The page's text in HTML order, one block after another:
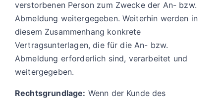
verstorbenen Person zum Zwecke der An- bzw.
Abmeldung weitergegeben. Weiterhin werden in
diesem Zusammenhang konkrete
Vertragsunterlagen, die für die An- bzw.
Abmeldung erforderlich sind, verarbeitet und
weitergegeben.
Rechtsgrundlage: Wenn der Kunde des